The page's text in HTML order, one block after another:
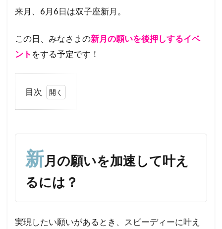
来月、6月6日は双子座新月。
この日、みなさまの新月の願いを後押しするイベ
ント をする予定です！
目次
加速
して
叶え
るに
は？
なぜ
新月の願いを加速して叶え
るには？
実現したい願いがあるとき、スピーディーに叶え